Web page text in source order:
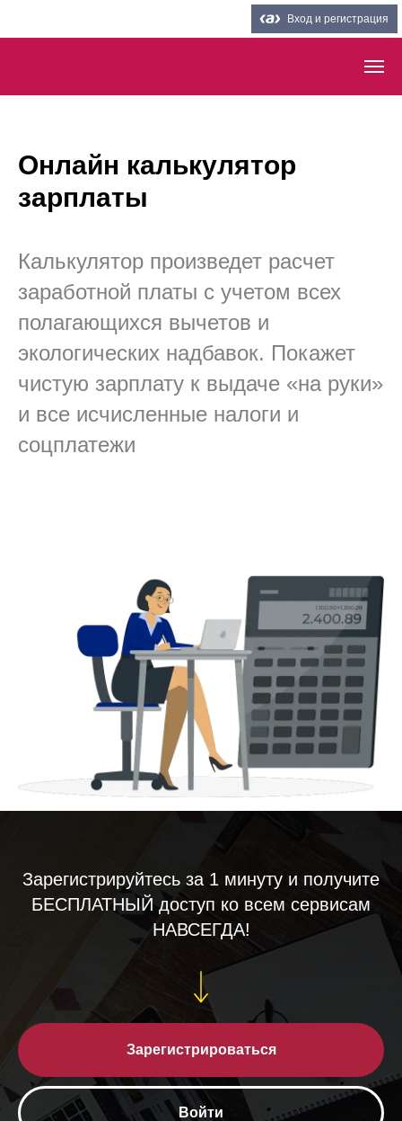
Вход и регистрация
Онлайн калькулятор
зарплаты
Калькулятор произведет расчет
заработной платы с учетом всех
полагающихся вычетов и
экологических надбавок. Покажет
чистую зарплату к выдаче «на руки»
и все исчисленные налоги и
соцплатежи
Зарегистрируйтесь за 1 минуту и получите
БЕСПЛАТНЫЙ доступ ко всем сервисам
НАВСЕГДА!
Зарегистрироваться
Войти